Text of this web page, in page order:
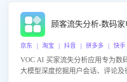
企业优化营销话术、突出产品与
化率，避免陷入单纯价格竞争，实
顾客流失分析-数码
京东 | 淘宝 | 抖音 | 拼多多 | 快手
VOC AI 买家流失分析应用专为数
大模型深度挖掘用户会话、评论